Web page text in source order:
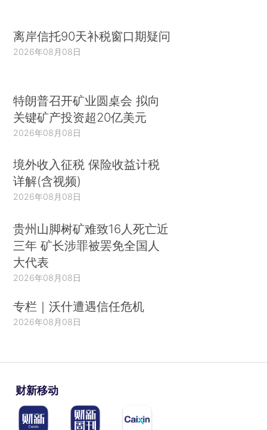
离岸信托90天补税窗口期疑问
2026年08月08日
特朗普召开矿业圆桌会 拟向
关键矿产投资超20亿美元
2026年08月08日
境外收入征税 保险收益计税
详解(含视频)
2026年08月08日
贵州山脚树矿难致16人死亡近
三年 矿长涉罪被罢免全国人
大代表
2026年08月08日
专栏｜沃什遭遇信任危机
2026年08月08日
财新移动